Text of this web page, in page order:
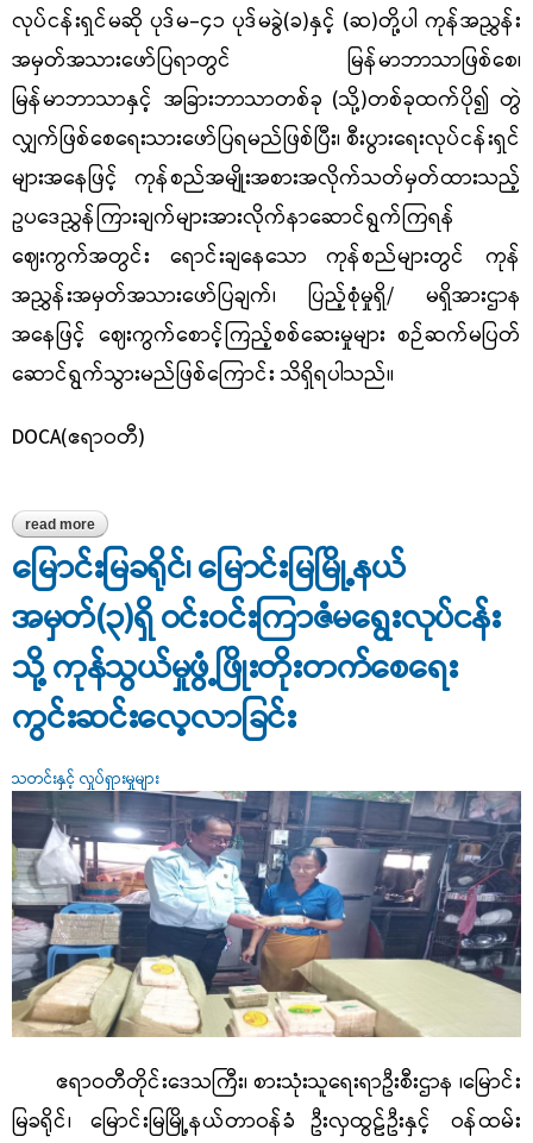
လုပ်ငန်းရှင်မဆို ပုဒ်မ-၄၁ ပုဒ်မခွဲ(ခ)နှင့် (ဆ)တို့ပါ ကုန်အညွှန်း
အမှတ်အသားဖော်ပြရာတွင် မြန်မာဘာသာဖြစ်စေ၊
မြန်မာဘာသာနှင့် အခြားဘာသာတစ်ခု (သို့)တစ်ခုထက်ပို၍ တွဲ
လျှက်ဖြစ်စေရေးသားဖော်ပြရမည်ဖြစ်ပြီး၊ စီးပွားရေးလုပ်ငန်းရှင်
များအနေဖြင့် ကုန်စည်အမျိုးအစားအလိုက်သတ်မှတ်ထားသည့်
ဥပဒေညွှန်ကြားချက်များအားလိုက်နာဆောင်ရွက်ကြရန်
ဈေးကွက်အတွင်း ရောင်းချနေသော ကုန်စည်များတွင် ကုန်
အညွှန်းအမှတ်အသားဖော်ပြချက်၊ ပြည့်စုံမှုရှိ/ မရှိအားဌာန
အနေဖြင့် ဈေးကွက်စောင့်ကြည့်စစ်ဆေးမှုများ စဉ်ဆက်မပြတ်
ဆောင်ရွက်သွားမည်ဖြစ်ကြောင်း သိရှိရပါသည်။
DOCA(ဧရာဝတီ)
read more about လပွတ္တာခရိုင်၊မော်ကျွန်းမြို့နယ်၊ အမှတ်(၁)ရပ်ကွက်ရှိ မုန့်မျိုးစုံဆိုင်
များတွင် ရောင်းချနေသောအသင့်စားမုန့်များတွင် ကုန်အညွှန်း
အမှတ်အသားပြည့်စုံမှုရှိ/ မရှိ ကွင်းဆင်းစိစစ်
မြောင်းမြခရိုင်၊ မြောင်းမြမြို့နယ်
အမှတ်(၃)ရှိ ဝင်းဝင်းကြာဇံမရွေးလုပ်ငန်း
သို့ ကုန်သွယ်မှုဖွံ့ဖြိုးတိုးတက်စေရေး
ကွင်းဆင်းလေ့လာခြင်း
သတင်းနှင့် လှုပ်ရှားမှုများ
ဧရာဝတီတိုင်းဒေသကြီး၊ စားသုံးသူရေးရာဦးစီးဌာန ၊မြောင်း
မြခရိုင်၊ မြောင်းမြမြို့နယ်တာဝန်ခံ ဦးလှထွဠ်ဦးနှင့် ဝန်ထမ်း